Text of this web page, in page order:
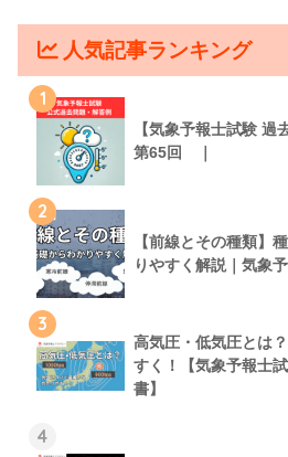
人気記事ランキング
1
【気象予報士試験 過
第65回 ｜
2
【前線とその種類】
りやすく解説｜気象
3
高気圧・低気圧とは
すく！【気象予報士
書】
4